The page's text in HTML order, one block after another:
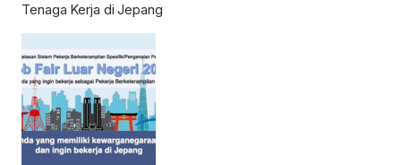
Tenaga Kerja di Jepang